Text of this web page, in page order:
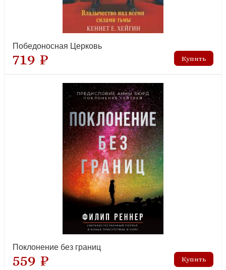
Победоносная Церковь
719 ₽
Поклонение без границ
559 ₽